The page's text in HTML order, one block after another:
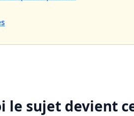
le sujet devient